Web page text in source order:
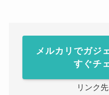
メルカリでガジ
すぐチ
リンク